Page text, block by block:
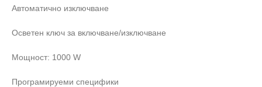
Автоматично изключване
Осветен ключ за включване/изключване
Мощност: 1000 W
Програмируеми специфики